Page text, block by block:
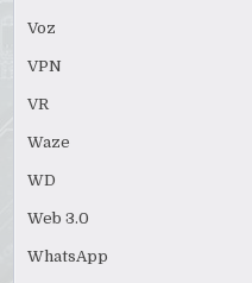
Voz
VPN
VR
Waze
WD
Web 3.0
WhatsApp